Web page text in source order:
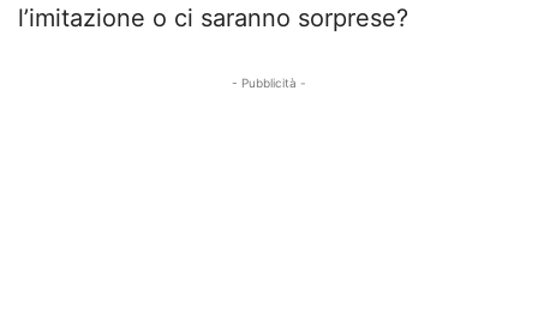
l’imitazione o ci saranno sorprese?
- Pubblicità -